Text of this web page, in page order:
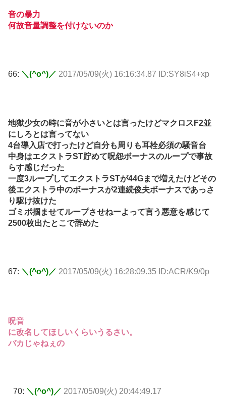
音の暴力
何故音量調整を付けないのか
66: ＼(^o^)／ 2017/05/09(火) 16:16:34.87 ID:SY8iS4+xp
地獄少女の時に音が小さいとは言ったけどマクロスF2並
にしろとは言ってない
4台導入店で打ったけど自分も周りも耳栓必須の騒音台
中身はエクストラST貯めて呪怨ボーナスのループで事故
らす感じだった
一度3ループしてエクストラSTが44Gまで増えたけどその
後エクストラ中のボーナスが2連続俊夫ボーナスであっさ
り駆け抜けた
ゴミボ掴ませてループさせねーよって言う悪意を感じて
2500枚出たとこで辞めた
67: ＼(^o^)／ 2017/05/09(火) 16:28:09.35 ID:ACR/K9/0p
呪音
に改名してほしいくらいうるさい。
バカじゃねぇの
70: ＼(^o^)／ 2017/05/09(火) 20:44:49.17